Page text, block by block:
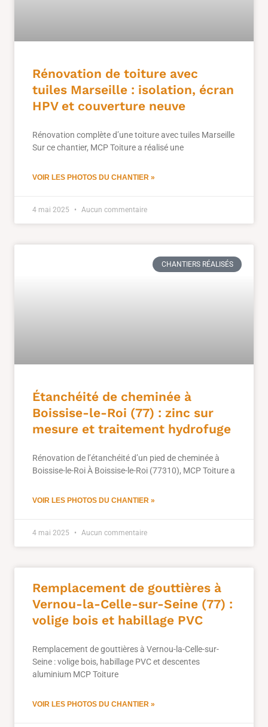
Rénovation de toiture avec
tuiles Marseille : isolation, écran
HPV et couverture neuve
Rénovation complète d’une toiture avec tuiles Marseille
Sur ce chantier, MCP Toiture a réalisé une
VOIR LES PHOTOS DU CHANTIER »
4 mai 2025 Aucun commentaire
CHANTIERS RÉALISÉS
Étanchéité de cheminée à
Boissise-le-Roi (77) : zinc sur
mesure et traitement hydrofuge
Rénovation de l’étanchéité d’un pied de cheminée à
Boissise-le-Roi À Boissise-le-Roi (77310), MCP Toiture a
VOIR LES PHOTOS DU CHANTIER »
4 mai 2025 Aucun commentaire
Remplacement de gouttières à
Vernou-la-Celle-sur-Seine (77) :
volige bois et habillage PVC
Remplacement de gouttières à Vernou-la-Celle-sur-
Seine : volige bois, habillage PVC et descentes
aluminium MCP Toiture
VOIR LES PHOTOS DU CHANTIER »